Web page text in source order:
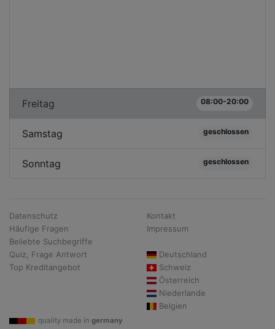
Freitag 08:00-20:00
Samstag geschlossen
Sonntag geschlossen
Datenschutz
Häufige Fragen
Beliebte Suchbegriffe
Quiz, Frage Antwort
Top Kreditangebot
Kontakt
Impressum
Deutschland
Schweiz
Österreich
Niederlande
Belgien
quality made in germany